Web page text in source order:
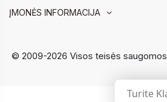
ĮMONĖS INFORMACIJA
© 2009-2026 Visos teisės
Turite